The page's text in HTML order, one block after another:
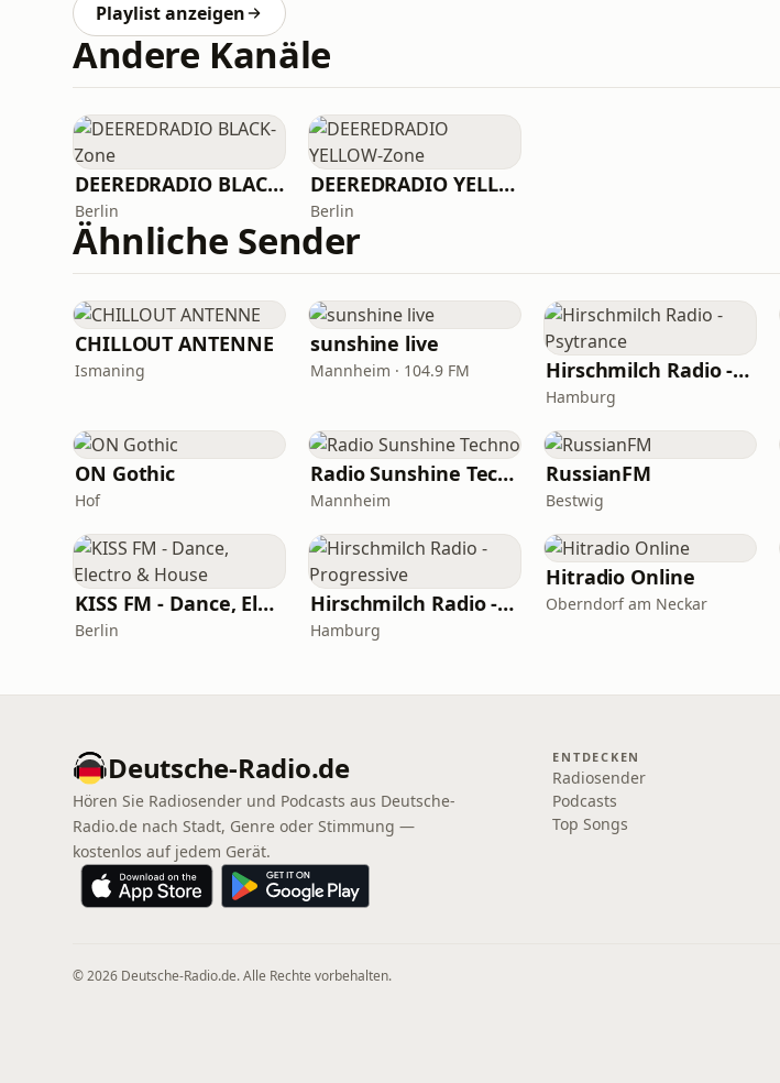
Playlist anzeigen
Andere Kanäle
DEEREDRADIO BLACK-Zone
Berlin
DEEREDRADIO YELLOW-Zone
Berlin
Ähnliche Sender
CHILLOUT ANTENNE
Ismaning
sunshine live
Mannheim · 104.9 FM Hirschmilch Radio - Psytrance
Hamburg
ON Gothic
Hof
Radio Sunshine Techno
Mannheim
RussianFM
Bestwig
KISS FM - Dance, Electro & House
Berlin
Hirschmilch Radio - Progressive
Hamburg
Hitradio Online
Oberndorf am Neckar
Deutsche-Radio.de
Hören Sie Radiosender und Podcasts aus Deutsche-
Radio.de nach Stadt, Genre oder Stimmung —
kostenlos auf jedem Gerät.
ENTDECKEN
Radiosender
Podcasts
Top Songs
© 2026 Deutsche-Radio.de. Alle Rechte vorbehalten.